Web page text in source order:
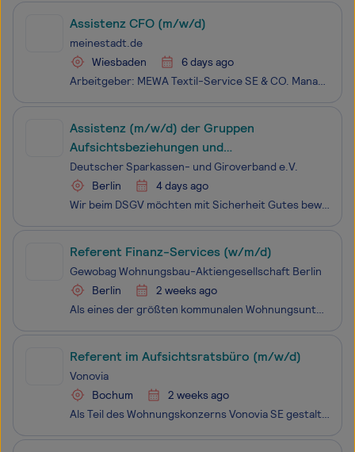
Assistenz CFO (m/w/d)
meinestadt.de
Wiesbaden
6 days ago
Arbeitgeber: MEWA Textil-Service SE & CO. Management OHG Einsatzort: 65183 Wiesbaden Seit 1908 steht Mewa als familiengeführtes Unternehmen für nachhaltige Textillösungen im Rundum-Service. Mit über 6.000 Mitarbeitenden an 53 Standorten in Europa versorgen wir unsere Kunden mit Berufs- und Schu
Assistenz (m/w/d) der Gruppen
Aufsichtsbeziehungen und
Nachhaltigkeitsstrategie
Deutscher Sparkassen- und Giroverband e.V.
Berlin
4 days ago
Wir beim DSGV möchten mit Sicherheit Gutes bewegen. Als Spitzenverband der Sparkassen-Finanzgruppe die eigene Wirksamkeit zu erleben – das macht die Arbeit beim DSGV aus. Wir wissen, dass wir mit Know-how und Fachexpertise, mit Freude, Mut und Neugier Gutes gestalten. Und das mit
Referent Finanz-Services (w/m/d)
Gewobag Wohnungsbau-Aktiengesellschaft Berlin
Berlin
2 weeks ago
Als eines der größten kommunalen Wohnungsunternehmen Deutschlands steht die Gewobag für die ganze Vielfalt Berlins. In unseren gut 74.000 Wohnungen finden Menschen mit unterschiedlichsten Lebensentwürfen ein leistbares Zuhause – zugleich sind wir durch Neubau, Ankauf und Modernisierung von Wohnraum
Referent im Aufsichtsratsbüro (m/w/d)
Vonovia
Bochum
2 weeks ago
Als Teil des Wohnungskonzerns Vonovia SE gestalten unsere kaufmännischen Teams den Alltag für über eine Million Mieter:innen in rund 540.000 Wohnungen in Deutschland sowie den Arbeitsalltag unserer rund 12.000 Kolleg:innen. Ob in IT, HR, Kundenservice oder Bewirtschaftung – hier arbeiten Menschen, d